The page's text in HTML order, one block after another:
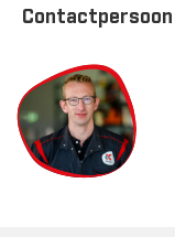
Contactpersoon